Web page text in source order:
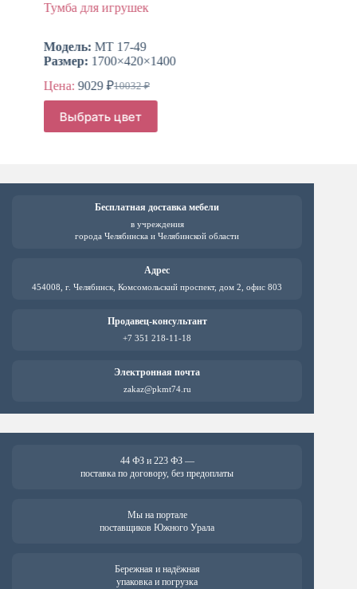
Тумба для игрушек
Модель:МТ 17-49
Размер:1700×420×1400
Цена:
10032₽
Первоначальная
составляла
10032 ₽.
9029₽Текущая
9029 ₽.
Выбрать цвет
Этот
имеет
Бесплатная доставка мебели
в учреждения
города Челябинска и Челябинской области
Адрес
454008, г. Челябинск, Комсомольский проспект, дом 2, офис 803
Продавец-консультант
+7 351 218-11-18
Электронная почта
zakaz@pkmt74.ru
44 ФЗ и 223 ФЗ —
поставка по договору, без предоплаты
Мы на портале
поставщиков Южного Урала
Бережная и надёжная
упаковка и погрузка